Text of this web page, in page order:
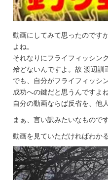
動画にしてみて思ったのです
よね。
それなりにフライフィッシン
殆どないんですよ。故 渡辺訓
でも、自分がフライフィッシ
成功への鍵だと思うんですよね
自分の動画ならば反省を、他
まぁ、言い訳みたいなもので
動画を見ていただければわか